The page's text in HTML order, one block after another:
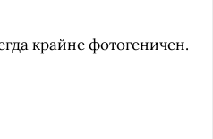
крайне фотогеничен.